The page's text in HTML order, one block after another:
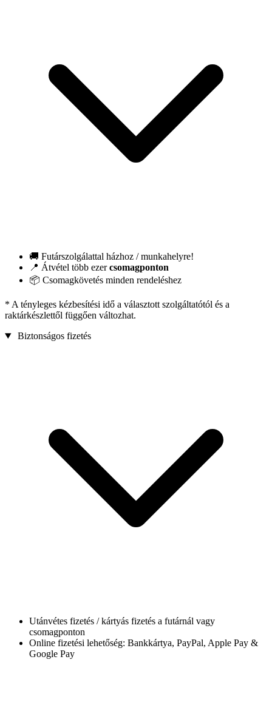
🚚 Futárszolgálattal házhoz / munkahelyre!
📍 Átvétel több ezercsomagponton
📦 Csomagkövetés minden rendeléshez
* A tényleges kézbesítési idő a választott szolgáltatótól és a
raktárkészlettől függően változhat.
Biztonságos fizetés
Utánvétes fizetés / kártyás fizetés a futárnál vagy
csomagponton
Online fizetési lehetőség: Bankkártya, PayPal, Apple Pay &
Google Pay